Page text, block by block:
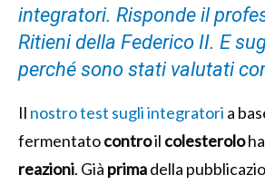
integratori. Risponde il
Ritieni della Federico II. E
perché sono stati valutati
Il nostro test sugli integratori a
fermentatocontroil colesterolo
reazioni. Già primadella